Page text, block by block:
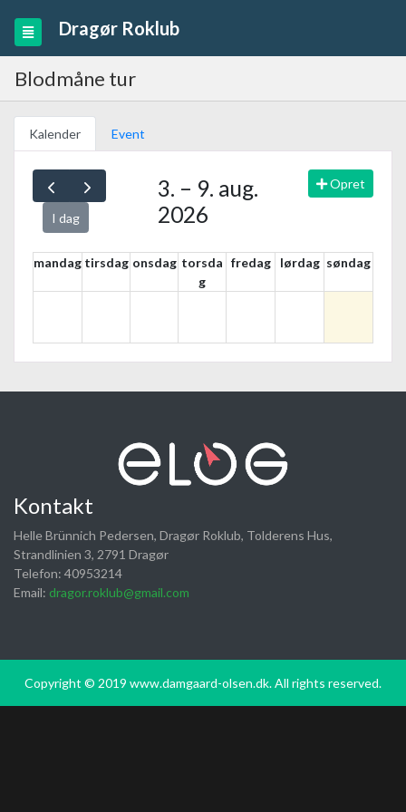
Dragør Roklub
Blodmåne tur
Kalender Event
Opret
I dag
3. – 9. aug.
2026
mandag tirsdag onsdag torsda
g
fredag lørdag søndag
Kontakt
Helle Brünnich Pedersen, Dragør Roklub, Tolderens Hus,
Strandlinien 3, 2791 Dragør
Telefon: 40953214
Email: dragor.roklub@gmail.com
Copyright © 2019 www.damgaard-olsen.dk. All rights reserved.